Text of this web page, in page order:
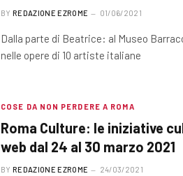
BY REDAZIONE EZROME 01/06/2021
Dalla parte di Beatrice: al Museo
nelle opere di 10 artiste italiane
COSE DA NON PERDERE A ROMA
Roma Culture: le iniziative
web dal 24 al 30 marzo 2021
BY REDAZIONE EZROME 24/03/2021